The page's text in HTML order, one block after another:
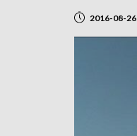
2016-08-26